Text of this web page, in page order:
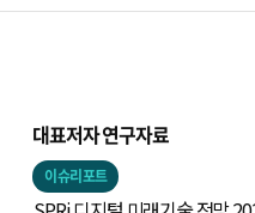
대표저자 연구자료
이슈리포트